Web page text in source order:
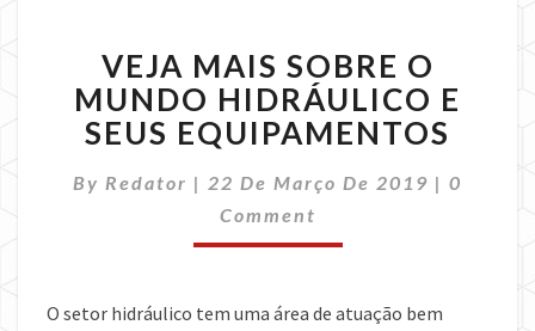
MAIS
SOBRE
O
MUNDO
E
SEUS
EQUIPAMENTOS
VEJA MAIS SOBRE O
MUNDO HIDRÁULICO E
SEUS EQUIPAMENTOS
By Redator | 22 De Março De 2019 | 0
Comment
O setor hidráulico tem uma área de atuação bem